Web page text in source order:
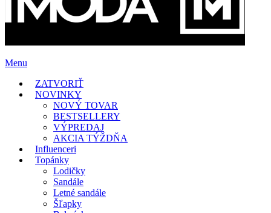
Menu
ZATVORIŤ
NOVINKY
NOVÝ TOVAR
BESTSELLERY
VÝPREDAJ
AKCIA TÝŽDŇA
Influenceri
Topánky
Lodičky
Sandále
Letné sandále
Šľapky